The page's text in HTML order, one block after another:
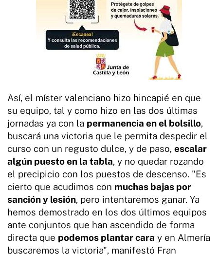
Así, el míster valenciano hizo hincapié en que
su equipo, tal y como hizo en las dos últimas
jornadas ya con la permanencia en el bolsillo,
buscará una victoria que le permita despedir el
curso con un regusto dulce, y de paso, escalar
algún puesto en la tabla, y no quedar rozando
el precipicio con los puestos de descenso. "Es
cierto que acudimos con muchas bajas por
sanción y lesión, pero intentaremos ganar. Ya
hemos demostrado en los dos últimos equipos
ante conjuntos que han ascendido de forma
directa que podemos plantar cara y en Almería
buscaremos la victoria", manifestó Fran